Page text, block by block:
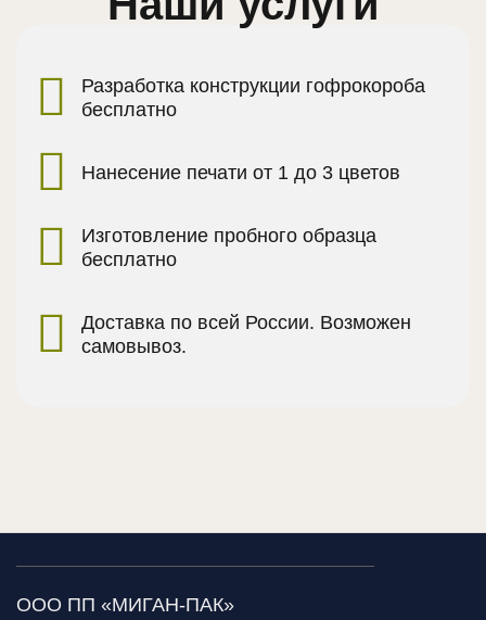
Разработка конструкции гофрокороба
бесплатно
Нанесение печати от 1 до 3 цветов
Изготовление пробного образца
бесплатно
Доставка по всей России. Возможен
самовывоз.
ООО ПП «МИГАН-ПАК»